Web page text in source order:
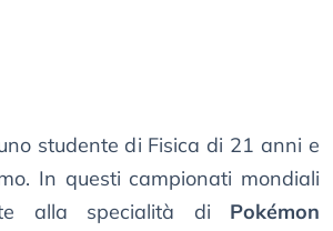
studente di Fisica di 21 anni e
In questi campionati mondiali
alla specialità di Pokémon